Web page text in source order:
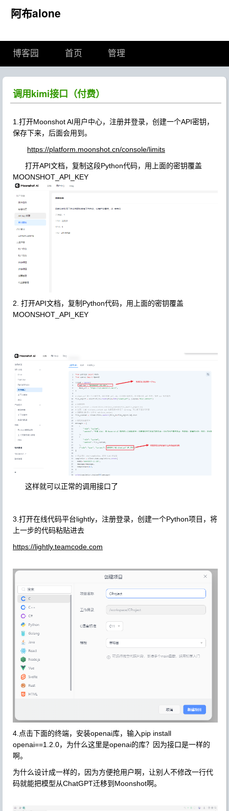
阿布alone
博客园 首页 管理
调用kimi接口（付费）
1.打开Moonshot AI用户中心，注册并登录，创建一个API密钥，
保存下来，后面会用到。
https://platform.moonshot.cn/console/limits
打开API文档，复制这段Python代码，用上面的密钥覆盖
MOONSHOT_API_KEY
2. 打开API文档，复制Python代码，用上面的密钥覆盖
MOONSHOT_API_KEY
这样就可以正常的调用接口了
3.打开在线代码平台lightly，注册登录，创建一个Python项目，将
上一步的代码粘贴进去
https://lightly.teamcode.com
4.点击下面的终端，安装openai库，输入pip install
openai==1.2.0，为什么这里是openai的库？因为接口是一样的
啊。
为什么设计成一样的，因为方便抢用户啊，让别人不修改一行代
码就能把模型从ChatGPT迁移到Moonshot啊。